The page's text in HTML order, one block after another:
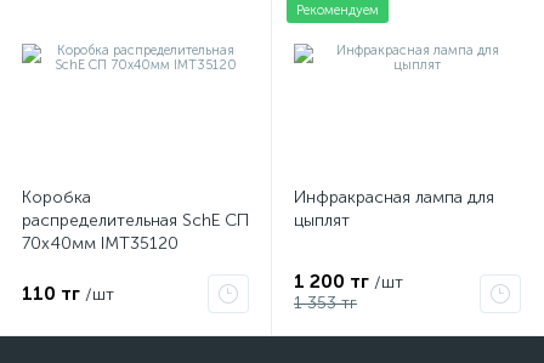
Коробка
распределительная SchE СП
70х40мм IMT35120
110 тг /шт
Рекомендуем
Инфракрасная лампа для
цыплят
1 200 тг /шт
1 353 тг